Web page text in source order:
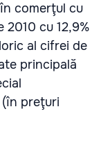
comerţul cu
cu 12,9%
al cifrei de
principală
preţuri